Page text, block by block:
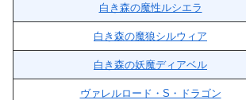
白き森の魔性ルシエラ
白き森の魔狼シルウィア
白き森の妖魔ディアベル
ヴァレルロード・S・ドラゴン